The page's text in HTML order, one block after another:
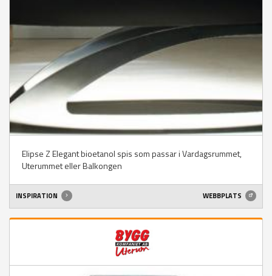
Elipse Z Elegant bioetanol spis som passar i Vardagsrummet,
Uterummet eller Balkongen
INSPIRATION WEBBPLATS